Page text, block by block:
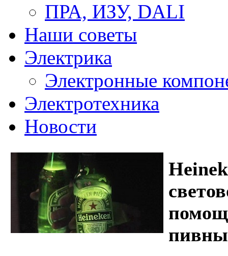
ПРА, ИЗУ, DALI
Наши советы
Электрика
Электронные
Электротехника
Новости